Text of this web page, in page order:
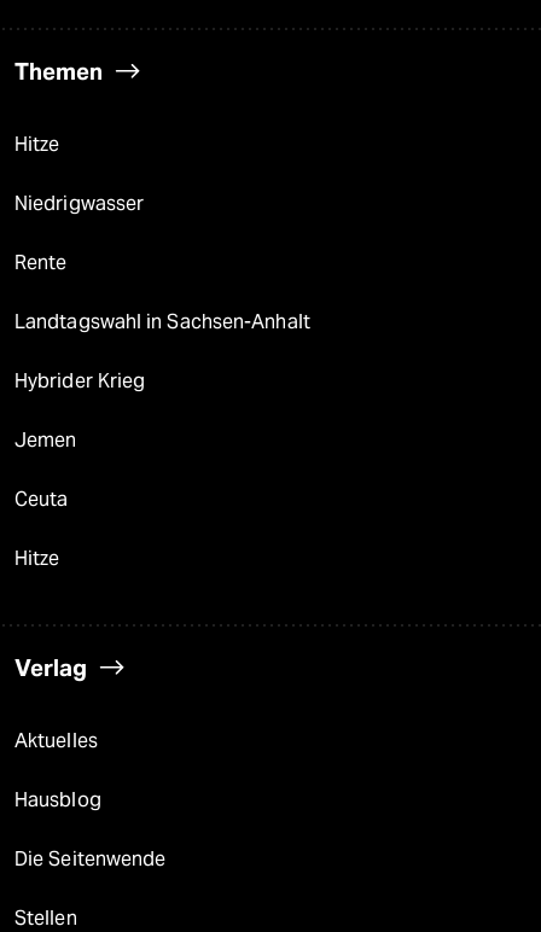
Themen
Hitze
Niedrigwasser
Rente
Landtagswahl in Sachsen-Anhalt
Hybrider Krieg
Jemen
Ceuta
Hitze
Verlag
Aktuelles
Hausblog
Die Seitenwende
Stellen